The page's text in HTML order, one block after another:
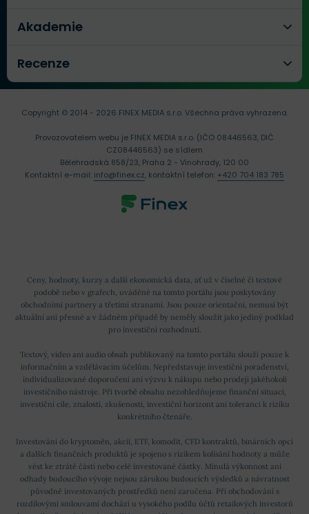
Akademie
Recenze
Ceny, hodnoty, kurzy a další ekonomická data, ať už v číselné či textové
podobě nebo v grafech, uváděné na tomto portálu jsou poskytovány
obchodními partnery a třetími stranami. Jsou pouze orientační, nemusí být
aktuální ani přesné a v žádném případě by neměly sloužit jako jediný podklad
pro investiční rozhodnutí.
Textový, video ani audio obsah publikovaný na tomto portálu slouží pouze k
informačním a vzdělávacím účelům. Nepředstavuje investiční poradenství,
individualizované doporučení ani výzvu k nákupu nebo prodeji jakéhokoli
investičního nástroje. Při tvorbě obsahu nezohledňujeme finanční situaci,
investiční cíle, znalosti, zkušenosti, investiční horizont ani toleranci k riziku
konkrétního čtenáře.
Investování do kryptoměn, akcií, ETF, komodit, CFD kontraktů, binárních opcí
a dalších finančních produktů je spojeno s rizikem kolísání hodnoty a může
vést ke ztrátě části nebo celé investované částky. Minulá výkonnost ani
odhady budoucího vývoje nejsou zárukou budoucích výsledků a návratnost
původně investovaných prostředků není zaručena. Při obchodování s
rozdílovými smlouvami dochází u vysokého podílu účtů retailových investorů
Copyright © 2014 - 2026 FINEX MEDIA s.r.o.Všechna práva vyhrazena.
Provozovatelem webu je FINEX MEDIA s.r.o. (IČO 08446563, DIČ
CZ08446563) se sídlem
Bělehradská 858/23, Praha 2 - Vinohrady, 120 00
Kontaktní e-mail: info@finex.cz, kontaktní telefon: +420 704 183 785